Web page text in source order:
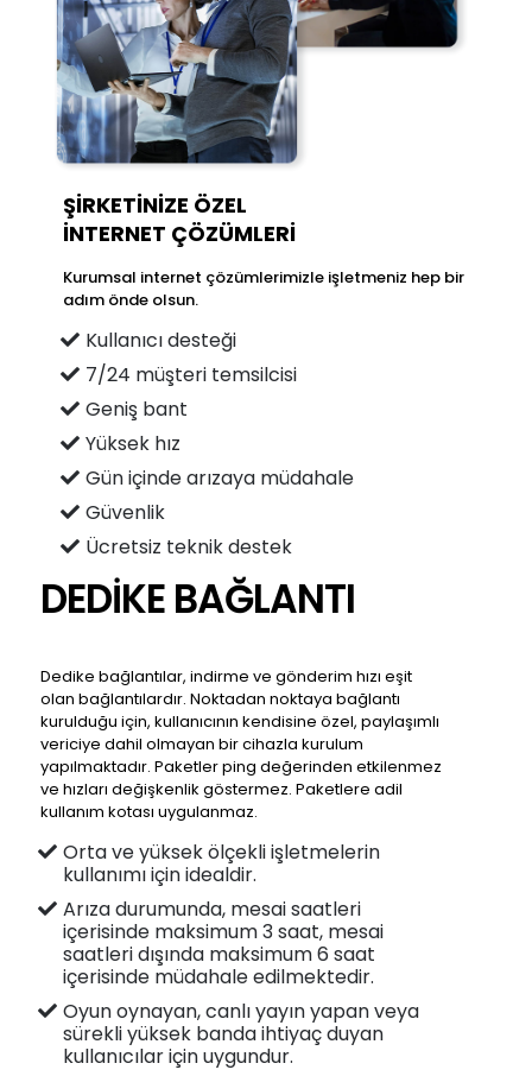
ŞİRKETİNİZE ÖZEL
İNTERNET ÇÖZÜMLERİ
Kurumsal internet çözümlerimizle işletmeniz hep bir
adım önde olsun.
Kullanıcı desteği
7/24 müşteri temsilcisi
Geniş bant
Yüksek hız
Gün içinde arızaya müdahale
Güvenlik
Ücretsiz teknik destek
DEDİKEBAĞLANTI
Dedike bağlantılar, indirme ve gönderim hızı eşit
olan bağlantılardır. Noktadan noktaya bağlantı
kurulduğu için, kullanıcının kendisine özel, paylaşımlı
vericiye dahil olmayan bir cihazla kurulum
yapılmaktadır. Paketler ping değerinden etkilenmez
ve hızları değişkenlik göstermez. Paketlere adil
kullanım kotası uygulanmaz.
Orta ve yüksek ölçekli işletmelerin
kullanımı için idealdir.
Arıza durumunda, mesai saatleri
içerisinde maksimum 3 saat, mesai
saatleri dışında maksimum 6 saat
içerisinde müdahale edilmektedir.
Oyun oynayan, canlı yayın yapan veya
sürekli yüksek banda ihtiyaç duyan
kullanıcılar için uygundur.